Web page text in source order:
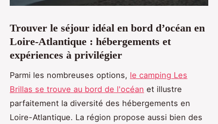
Trouver le séjour idéal en bord d’océan en
Loire-Atlantique : hébergements et
expériences à privilégier
Parmi les nombreuses options, le camping Les
Brillas se trouve au bord de l'océan et illustre
parfaitement la diversité des hébergements en
Loire-Atlantique. La région propose aussi bien des